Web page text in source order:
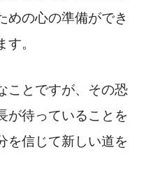
めの心の準備ができ
。
ことですが、その恐
が待っていることを
を信じて新しい道を